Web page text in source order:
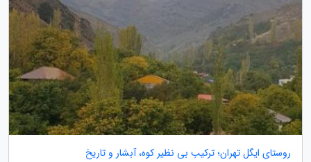
روستای ایگل تهران؛ ترکیب بی نظیر کوه، آبشار و تاریخ